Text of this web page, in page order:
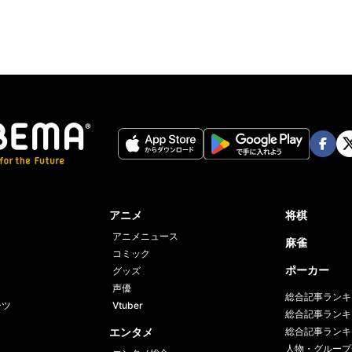
アニメ
アニメニュース
コミック
グッズ
声優
Vtuber
エンタメ
将棋
麻雀
ポーカー
総合記事ラン
総合記事ラン
総合記事ラン
人物・グルー